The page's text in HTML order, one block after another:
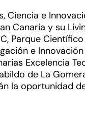
e
Canaria y su
Parque
e
Excelencia
de La
la oportunidad